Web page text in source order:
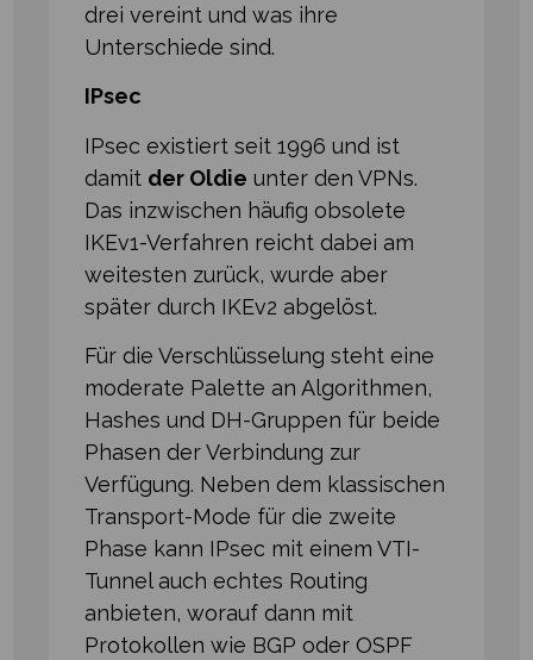
drei vereint und was ihre
Unterschiede sind.
IPsec
IPsec existiert seit 1996 und ist
damit der Oldie unter den VPNs.
Das inzwischen häufig obsolete
IKEv1-Verfahren reicht dabei am
weitesten zurück, wurde aber
später durch IKEv2 abgelöst.
Für die Verschlüsselung steht eine
moderate Palette an Algorithmen,
Hashes und DH-Gruppen für beide
Phasen der Verbindung zur
Verfügung. Neben dem klassischen
Transport-Mode für die zweite
Phase kann IPsec mit einem VTI-
Tunnel auch echtes Routing
anbieten, worauf dann mit
Protokollen wie BGP oder OSPF